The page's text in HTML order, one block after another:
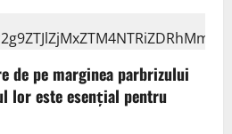
de pe marginea parbrizului
lor este esențial pentru